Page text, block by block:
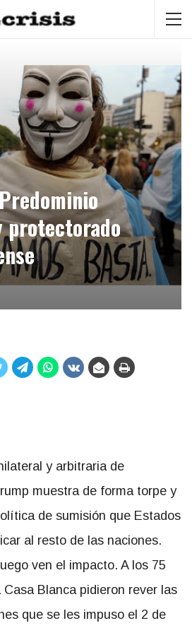
protectorado
y arbitraria de
muestra de forma torpe y
de sumisión que Estados
al resto de las naciones.
ven el impacto. A los 75
Blanca pidieron rever las
que se les impuso el 2 de